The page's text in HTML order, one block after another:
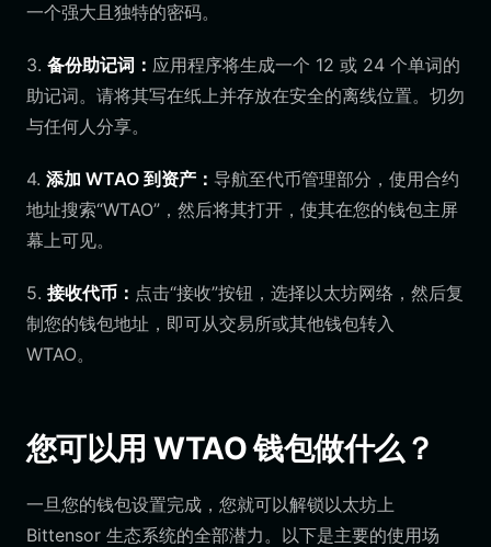
一个强大且独特的密码。
3. 备份助记词： 应用程序将生成一个 12 或 24 个单词的
助记词。请将其写在纸上并存放在安全的离线位置。切勿
与任何人分享。
4. 添加 WTAO 到资产： 导航至代币管理部分，使用合约
地址搜索“WTAO”，然后将其打开，使其在您的钱包主屏
幕上可见。
5. 接收代币： 点击“接收”按钮，选择以太坊网络，然后复
制您的钱包地址，即可从交易所或其他钱包转入
WTAO。
您可以用 WTAO 钱包做什么？
一旦您的钱包设置完成，您就可以解锁以太坊上
Bittensor 生态系统的全部潜力。以下是主要的使用场